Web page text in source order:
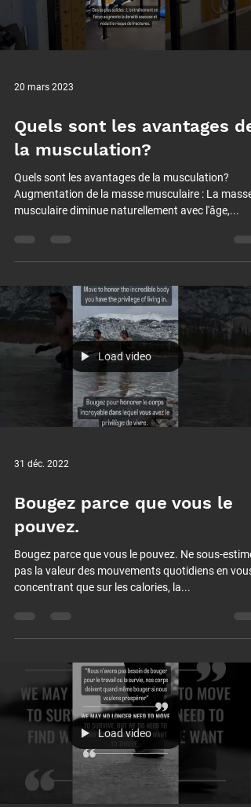
20 mars 2023
Quels sont les avantages de
la musculation?
Quels sont les avantages de la musculation?
Augmentation de la masse musculaire : La masse
musculaire diminue naturellement avec l'âge,...
Load video
31 déc. 2022
Bougez parce que vous le
pouvez.
Bougez parce que vous le pouvez. Ne sous-
pas la valeur des mouvements quotidiens en vous
concentrant que sur les calories, la...
Load video